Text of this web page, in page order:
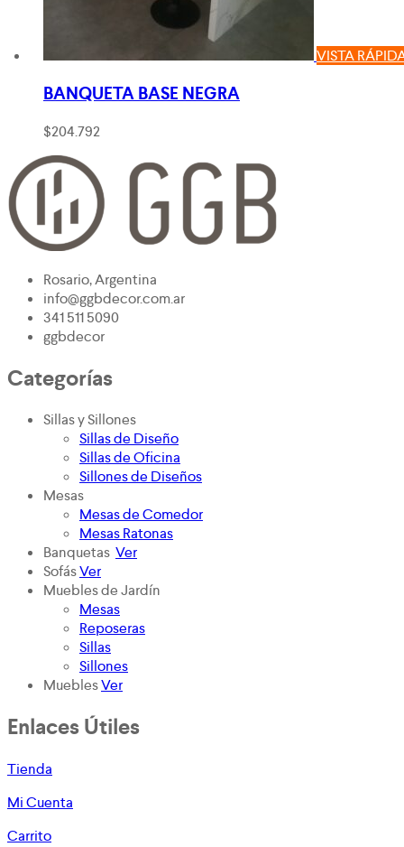
VISTA
BANQUETA BASE NEGRA
$204.792
Rosario, Argentina
info@ggbdecor.com.ar
341 511 5090
ggbdecor
Categorías
Sillas y Sillones
Sillas de Diseño
Sillas de Oficina
Sillones de Diseños
Mesas
Mesas de Comedor
Mesas Ratonas
Banquetas Ver
SofásVer
Muebles de Jardín
Mesas
Reposeras
Sillas
Sillones
MueblesVer
Enlaces Útiles
Tienda
Mi Cuenta
Carrito